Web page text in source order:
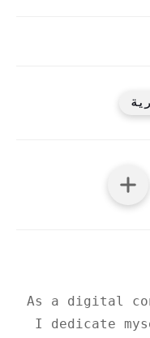
As a digital
I dedicate